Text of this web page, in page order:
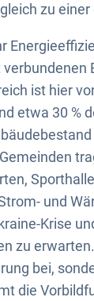
zu
ist hier
etwa 30 %
und
Krise
zu
bei,
die